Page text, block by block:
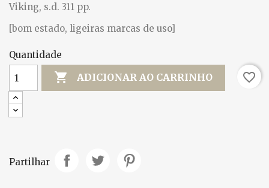
Viking, s.d. 311 pp.
[bom estado, ligeiras marcas de uso]
Quantidade
 ADICIONAR AO CARRINHO favorite_border
Partilhar